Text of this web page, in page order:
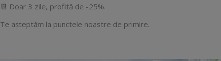
📆 Doar 3 zile, profită de -25%.
Te așteptăm la punctele noastre de primire.